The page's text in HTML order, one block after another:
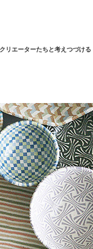
リエーターたちと考えつづける